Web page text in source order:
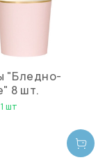
"Бледно-
8 шт.
шт